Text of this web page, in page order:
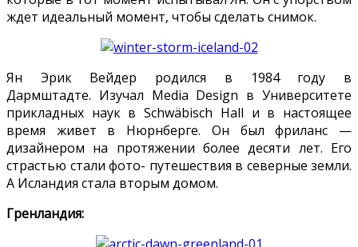
ждет идеальный момент, чтобы сделать снимок.
Ян Эрик Вейдер родился в 1984 году в
Дармштадте. Изучал Media Design в Университете
прикладных наук в Schwäbisch Hall и в настоящее
время живет в Нюрнберге. Он был фриланс —
дизайнером на протяжении более десяти лет. Его
страстью стали фото- путешествия в северные земли.
А Исландия стала вторым домом.
Гренландия: